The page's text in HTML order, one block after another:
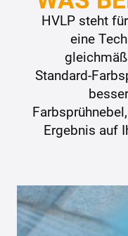
HVLP steht
eine
Standard-
Ergebnis auf